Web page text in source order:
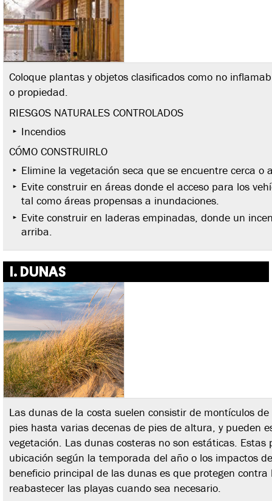
Coloque plantas y objetos clasificados como no
o propiedad.
RIESGOS NATURALES CONTROLADOS
Incendios
CÓMO CONSTRUIRLO
Elimine la vegetación seca que se encuentre cerca o
Evite construir en áreas donde el acceso para los
tal como áreas propensas a inundaciones.
Evite construir en laderas empinadas, donde un
arriba.
I. DUNAS
Las dunas de la costa suelen consistir de montículos
pies hasta varias decenas de pies de altura, y pueden
vegetación. Las dunas costeras no son estáticas.
ubicación según la temporada del año o los impactos
beneficio principal de las dunas es que protegen
reabastecer las playas cuando sea necesario.